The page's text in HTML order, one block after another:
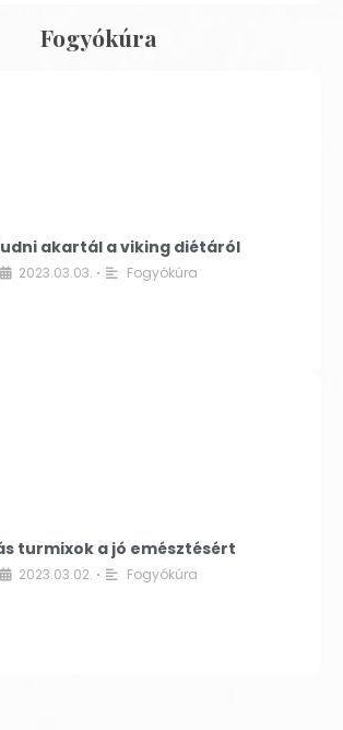
Fogyókúra
akartál a viking diétáról
2023.03.03. • Fogyókúra
turmixok a jó emésztésért
2023.03.02. • Fogyókúra